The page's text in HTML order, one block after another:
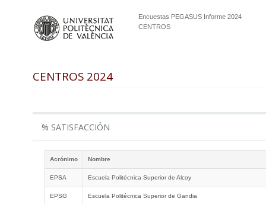
Encuestas PEGASUS Informe 2024
CENTROS
CENTROS 2024
% SATISFACCIÓN
Acrónimo Nombre
EPSA Escuela Politécnica Superior de Alcoy
EPSG Escuela Politécnica Superior de Gandia